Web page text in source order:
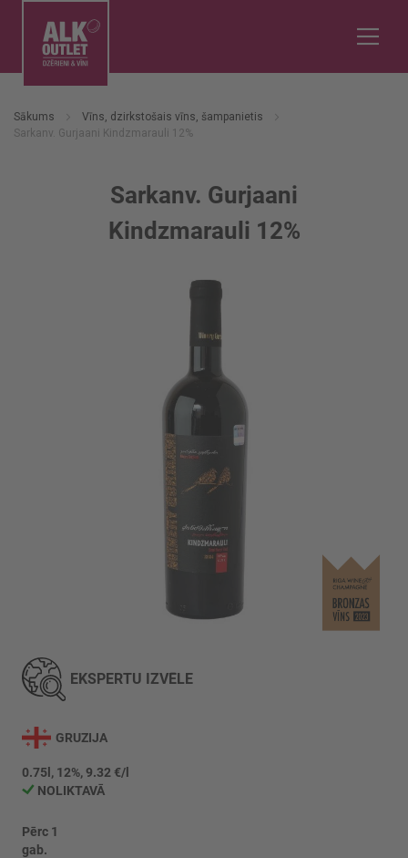
Sākums
Vīns, dzirkstošais vīns, šampanietis
Sarkanv. Gurjaani Kindzmarauli 12%
Sarkanv. Gurjaani
Kindzmarauli 12%
uz
galerijas
sākumu
EKSPERTU IZVĒLE
GRUZIJA
0.75l, 12%, 9.32 €/l
NOLIKTAVĀ
Pērc 1
gab.